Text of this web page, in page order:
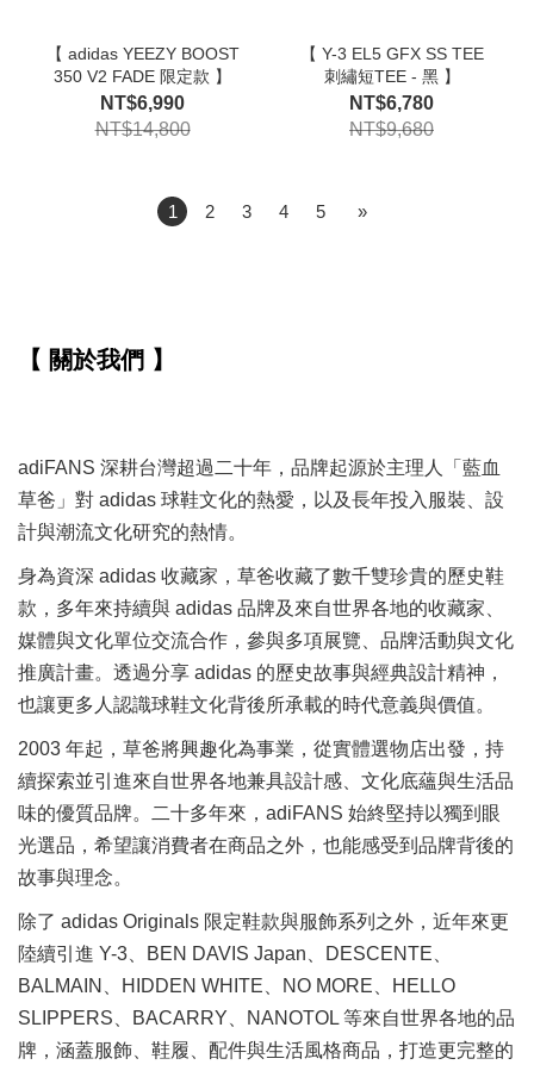
【 adidas YEEZY BOOST
350 V2 FADE 限定款 】
NT$6,990
NT$14,800
【 Y-3 EL5 GFX SS TEE
刺繡短TEE - 黑 】
NT$6,780
NT$9,680
1 2 3 4 5 »
【 關於我們 】
adiFANS 深耕台灣超過二十年，品牌起源於主理人「藍血
草爸」對 adidas 球鞋文化的熱愛，以及長年投入服裝、設
計與潮流文化研究的熱情。
身為資深 adidas 收藏家，草爸收藏了數千雙珍貴的歷史鞋
款，多年來持續與 adidas 品牌及來自世界各地的收藏家、
媒體與文化單位交流合作，參與多項展覽、品牌活動與文化
推廣計畫。透過分享 adidas 的歷史故事與經典設計精神，
也讓更多人認識球鞋文化背後所承載的時代意義與價值。
2003 年起，草爸將興趣化為事業，從實體選物店出發，持
續探索並引進來自世界各地兼具設計感、文化底蘊與生活品
味的優質品牌。二十多年來，adiFANS 始終堅持以獨到眼
光選品，希望讓消費者在商品之外，也能感受到品牌背後的
故事與理念。
除了 adidas Originals 限定鞋款與服飾系列之外，近年來更
陸續引進 Y-3、BEN DAVIS Japan、DESCENTE、
BALMAIN、HIDDEN WHITE、NO MORE、HELLO
SLIPPERS、BACARRY、NANOTOL 等來自世界各地的品
牌，涵蓋服飾、鞋履、配件與生活風格商品，打造更完整的